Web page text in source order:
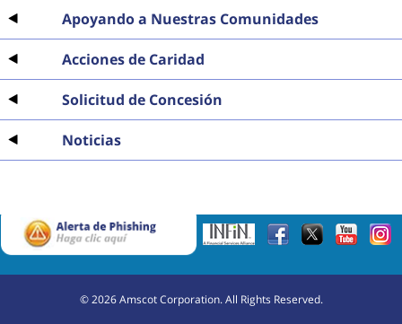
Apoyando a Nuestras Comunidades
Acciones de Caridad
Solicitud de Concesión
Noticias
©2026Amscot Corporation. All Rights Reserved.